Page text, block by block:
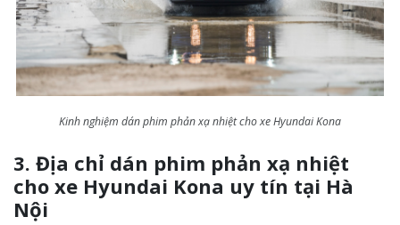
Kinh nghiệm dán phim phản xạ nhiệt cho xe Hyundai Kona
3. Địa chỉ dán phim phản xạ nhiệt
cho xe Hyundai Kona uy tín tại Hà
Nội